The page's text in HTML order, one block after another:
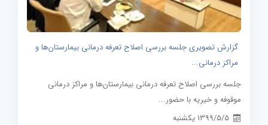
گزارش تصویری جلسه بررسی اصلاح تعرفه درمانی بیمارستان‌ها و
مراکز درمانی...
جلسه بررسی اصلاح تعرفه درمانی بیمارستان‌ها و مراکز درمانی
موقوفه و خیریه با حضور...
1399/5/5 یکشنبه